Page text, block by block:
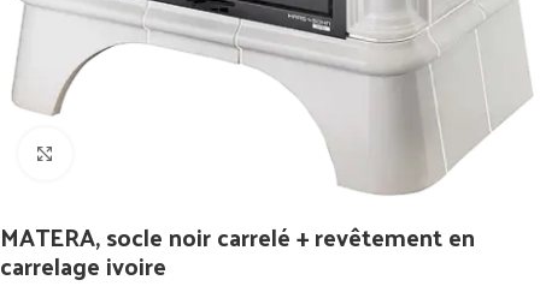
MATERA, socle noir carrelé + revêtement en
carrelage ivoire